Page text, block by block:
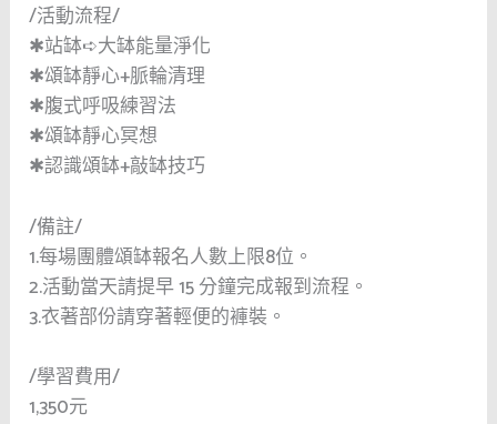
/活動流程/
✱站缽➪大缽能量淨化
✱頌缽靜心+脈輪清理
✱腹式呼吸練習法
✱頌缽靜心冥想
✱認識頌缽+敲缽技巧
/備註/
1.每場團體頌缽報名人數上限8位。
2.活動當天請提早 15 分鐘完成報到流程。
3.衣著部份請穿著輕便的褲裝。
/學習費用/
1,350元